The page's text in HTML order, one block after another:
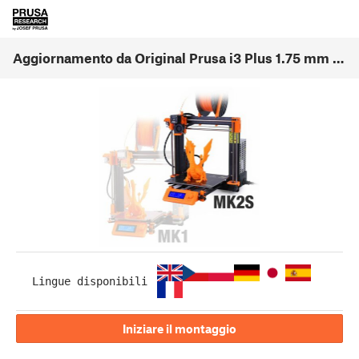
Aggiornamento da Original Prusa i3 Plus 1.75 mm a MK2S
Lingue disponibili
Iniziare il montaggio